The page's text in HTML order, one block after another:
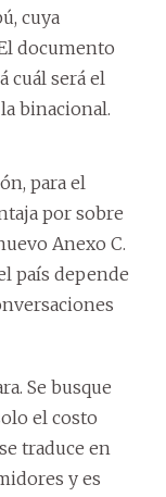
cuya
documento
cuál será el
binacional.
para el
por sobre
Anexo C.
país depende
Se busque
el costo
traduce en
y es